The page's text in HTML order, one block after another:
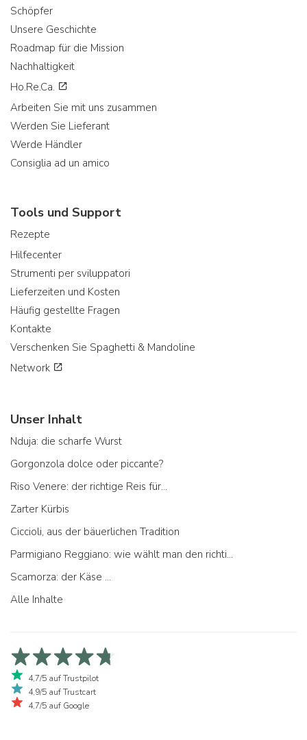
Schöpfer
Unsere Geschichte
Roadmap für die Mission
Nachhaltigkeit
Ho.Re.Ca.
Arbeiten Sie mit uns zusammen
Werden Sie Lieferant
Werde Händler
Consiglia ad un amico
Tools und Support
Rezepte
Hilfecenter
Strumenti per sviluppatori
Lieferzeiten und Kosten
Häufig gestellte Fragen
Kontakte
Verschenken Sie Spaghetti & Mandoline
Network
Unser Inhalt
Nduja: die scharfe Wurst
Gorgonzola dolce oder piccante?
Riso Venere: der richtige Reis für...
Zarter Kürbis
Ciccioli, aus der bäuerlichen Tradition
Parmigiano Reggiano: wie wählt man den richtigen aus
Scamorza: der Käse ...
Alle Inhalte
4,7/5 auf Trustpilot
4,9/5 auf Trustcart
4,7/5 auf Google